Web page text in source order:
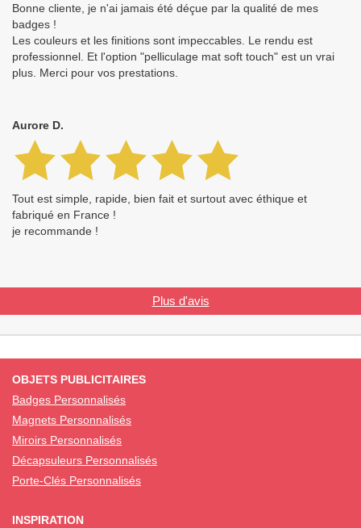
Bonne cliente, je n'ai jamais été déçue par la qualité de mes
badges !
Les couleurs et les finitions sont impeccables. Le rendu est
professionnel. Et l'option "pelliculage mat soft touch" est un vrai
plus. Merci pour vos prestations.
Aurore D.
Tout est simple, rapide, bien fait et surtout avec éthique et
fabriqué en France !
je recommande !
Plus d'avis
OBJETS PUBLICITAIRES
Badges Personnalisés
Magnets Personnalisés
Miroirs Personnalisés
Décapsuleurs Personnalisés
Porte-Clés Personnalisés
INSPIRATION